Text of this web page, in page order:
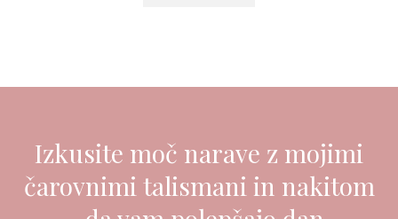
Izkusite moč narave z mojimi
čarovnimi talismani in nakitom